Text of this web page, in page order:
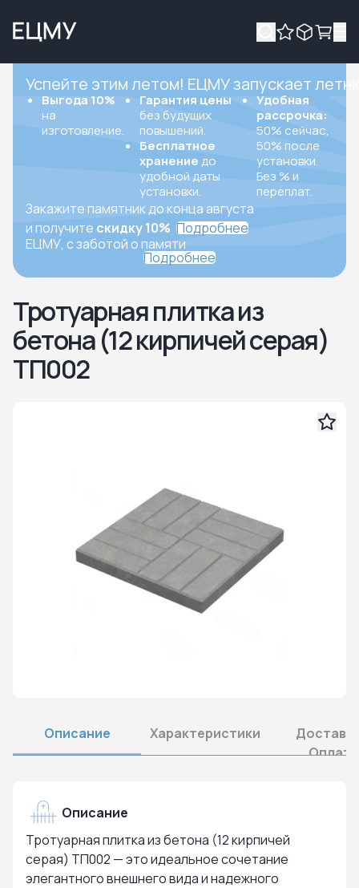
Успейте этим летом! ЕЦМУ запускает
Выгода 10%
на
изготовление.
Гарантия цены
без будущих
повышений.
Бесплатное
хранение до
удобной даты
установки.
Удобная
рассрочка:
50% сейчас,
50% после
установки.
Без % и
переплат.
Закажите памятник до конца августа
и получите скидку 10% Подробнее
ЕЦМУ, с заботой о памяти
Подробнее
Тротуарная плитка из
бетона (12 кирпичей серая)
ТП002
Описание Характеристики
Оплата
Описание
Тротуарная плитка из бетона (12 кирпичей
серая) ТП002 — это идеальное сочетание
элегантного внешнего вида и надежного